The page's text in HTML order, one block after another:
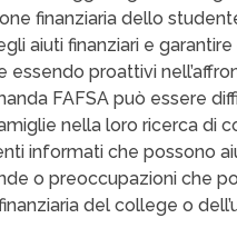
finanziaria dello
aiuti finanziari e
proattivi
FAFSA può essere
nella loro ricerca di
informati che possono
o preoccupazioni che
del college o